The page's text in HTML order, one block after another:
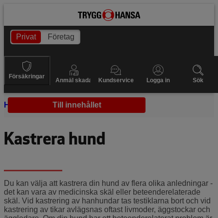
Till innehållet
Privat Företag
Försäkringar
Anmäl skada Kundservice Logga in Sök
Hem Hundhälsa Kastrering
Kastrera hund
Du kan välja att kastrera din hund av flera olika anledningar -
det kan vara av medicinska skäl eller beteenderelaterade
skäl. Vid kastrering av hanhundar tas testiklarna bort och vid
kastrering av tikar avlägsnas oftast livmoder, äggstockar och